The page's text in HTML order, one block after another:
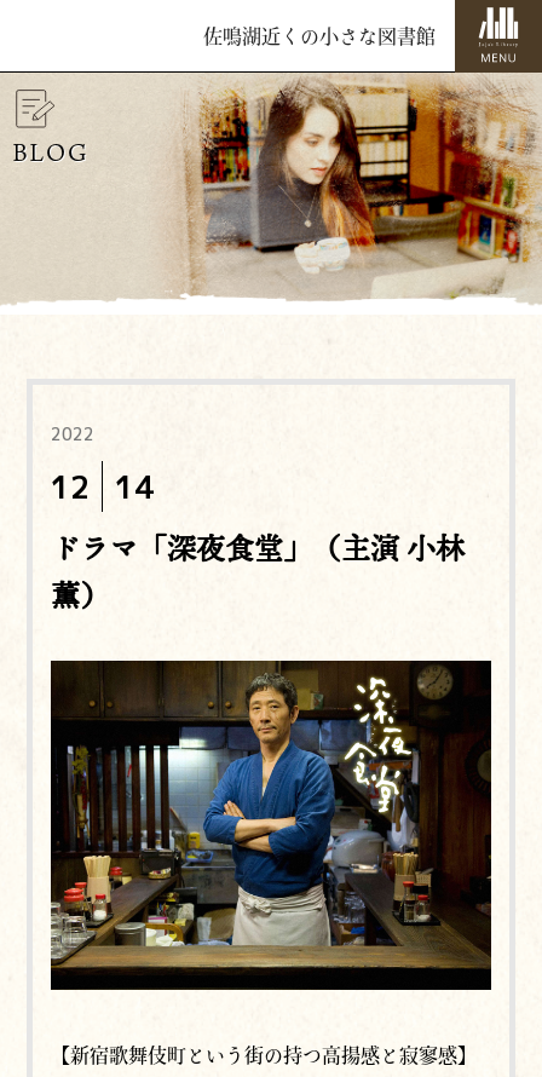
佐鳴湖近くの小さな図書館
BLOG
2022
12 14
ドラマ「深夜食堂」（主演 小林
薫）
【新宿歌舞伎町という街の持つ高揚感と寂寥感】